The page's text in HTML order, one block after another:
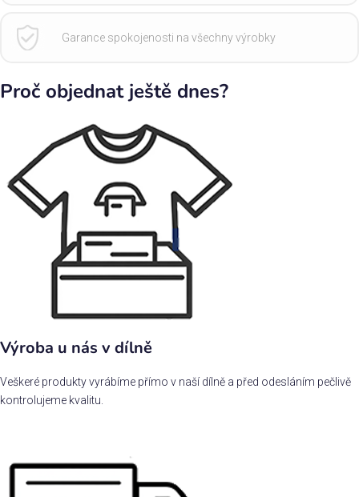
Garance spokojenosti na všechny výrobky
Proč objednat ještě dnes?
Výroba u nás v dílně
Veškeré produkty vyrábíme přímo v naší dílně a před odesláním pečlivě
kontrolujeme kvalitu.